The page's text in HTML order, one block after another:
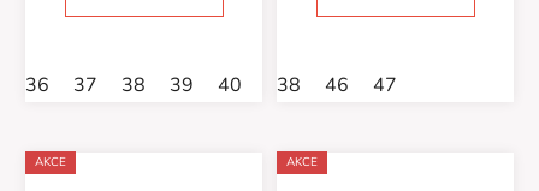
36 37 38 39 40 41 47
38 46 47
AKCE AKCE